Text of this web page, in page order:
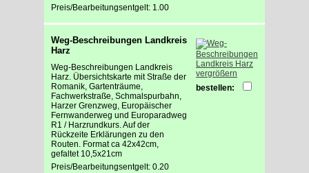
Preis/Bearbeitungsentgelt: 1.00
Weg-Beschreibungen Landkreis
Harz
Weg-Beschreibungen Landkreis
Harz. Übersichtskarte mit Straße der
Romanik, Gartenträume,
Fachwerkstraße, Schmalspurbahn,
Harzer Grenzweg, Europäischer
Fernwanderweg und Europaradweg
R1 / Harzrundkurs. Auf der
Rückzeite Erklärungen zu den
Routen. Format ca 42x42cm,
gefaltet 10,5x21cm
Preis/Bearbeitungsentgelt: 0.20
vergrößern
bestellen: